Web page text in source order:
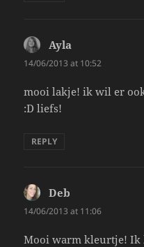
Ayla
14/06/2013 at 10:52
mooi lakje! ik wil er
:D liefs!
REPLY
Deb
14/06/2013 at 11:06
Mooi warm kleurtje! Ik